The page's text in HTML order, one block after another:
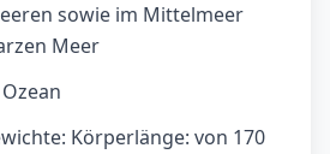
sowie im Mittelmeer
Meer
Körperlänge: von 170